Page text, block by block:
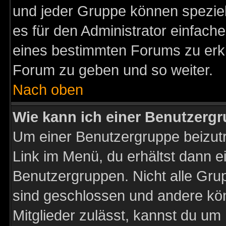
und jeder Gruppe können
es für den Administrator
eines bestimmten Forums zu
Forum zu geben und so weiter.
Nach oben
Wie kann ich einer
Um einer Benutzergruppe
Link im Menü, du erhältst dann
Benutzergruppen. Nicht alle
sind geschlossen und andere
Mitglieder zulässt, kannst du